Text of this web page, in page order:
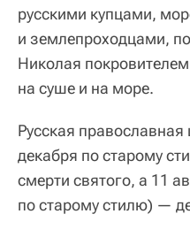
русскими купцами,
и землепроходцами,
Николая
на суше и на море.
Русская
декабря по старому
смерти святого, а 11
по старому стилю) —